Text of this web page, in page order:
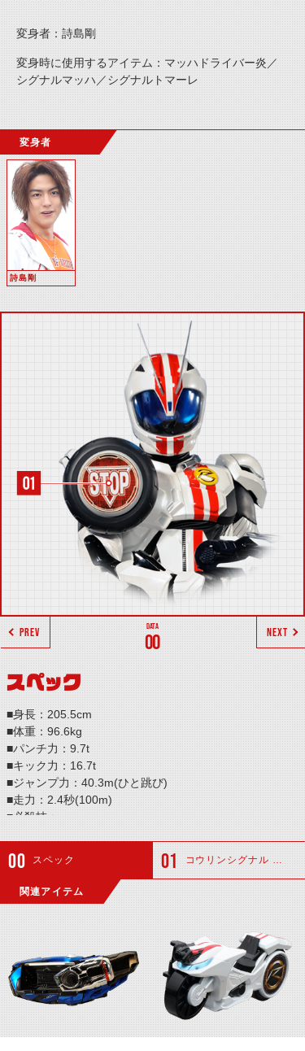
変身者：詩島剛
変身時に使用するアイテム：マッハドライバー炎／
シグナルマッハ／シグナルトマーレ
変身者
詩島剛
00
PREV NEXT
スペック
■身長：205.5cm
■体重：96.6kg
■パンチ力：9.7t
■キック力：16.7t
■ジャンプ力：40.3m(ひと跳び)
■走力：2.4秒(100m)
■必殺技：─
スペック コウリンシグナル トマーレ
関連アイテム